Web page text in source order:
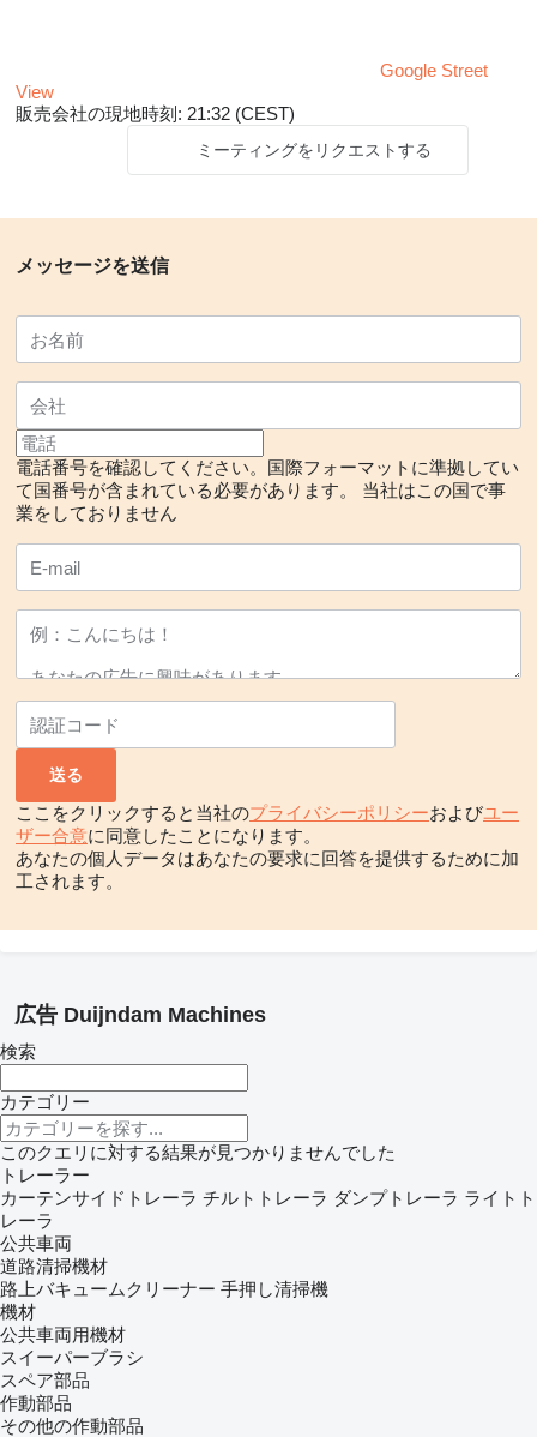
Google Street
View
販売会社の現地時刻: 21:32 (CEST)
ミーティングをリクエストする
メッセージを送信
電話番号を確認してください。国際フォーマットに準拠してい
て国番号が含まれている必要があります。
当社はこの国で事
業をしておりません
ここをクリックすると当社のプライバシーポリシーおよびユー
ザー合意に同意したことになります。
あなたの個人データはあなたの要求に回答を提供するために加
工されます。
広告 Duijndam Machines
検索
カテゴリー
このクエリに対する結果が見つかりませんでした
トレーラー
カーテンサイドトレーラ チルトトレーラ ダンプトレーラ ライトト
レーラ
公共車両
道路清掃機材
路上バキュームクリーナー 手押し清掃機
機材
公共車両用機材
スイーパーブラシ
スペア部品
作動部品
その他の作動部品